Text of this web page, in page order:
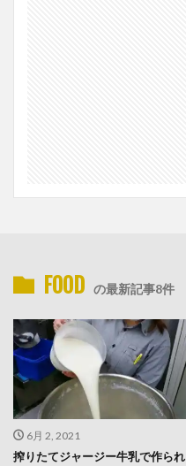
FOOD の最新記事8件
6月 2, 2021
搾りたてジャージー牛乳で作られ